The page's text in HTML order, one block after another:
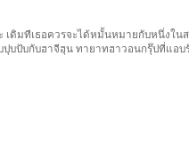
ดิมทีเธอควรจะได้หมั้นหมายกับหนึ่งใ
ปับกับฮาจีฮุน ทายาทฮาวอนกรุ๊ปที่แอ